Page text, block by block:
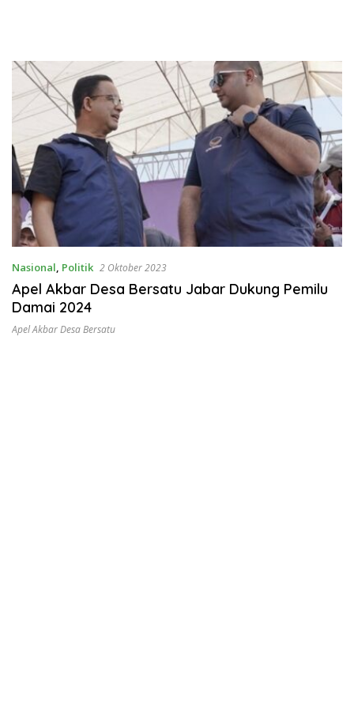
Nasional, Politik 2 Oktober 2023
Apel Akbar Desa Bersatu Jabar Dukung Pemilu
Damai 2024
Apel Akbar Desa Bersatu